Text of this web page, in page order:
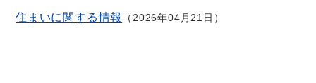
住まいに関する情報 2026年04月21日